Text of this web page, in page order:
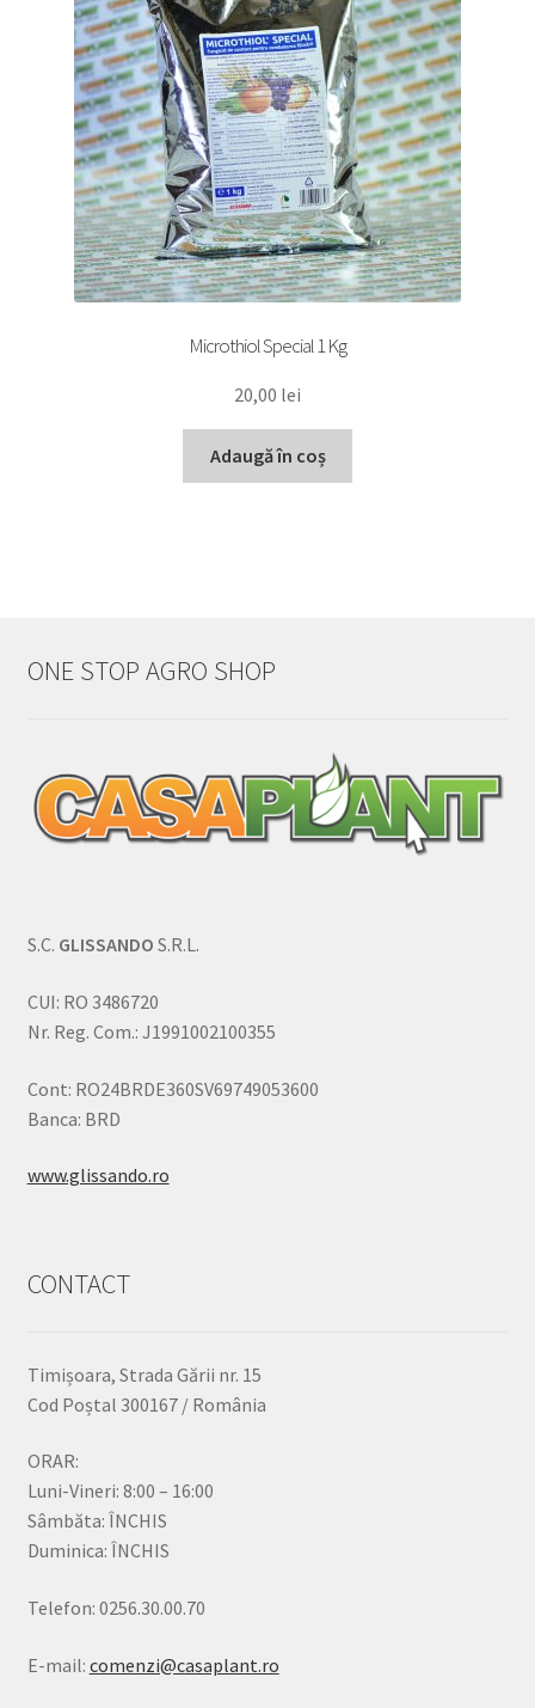
Microthiol Special 1 Kg
20,00 lei
Adaugă în coș
ONE STOP AGRO SHOP
S.C. GLISSANDO S.R.L.
CUI: RO 3486720
Nr. Reg. Com.: J1991002100355
Cont: RO24BRDE360SV69749053600
Banca: BRD
www.glissando.ro
CONTACT
Timișoara, Strada Gării nr. 15
Cod Poștal 300167 / România
ORAR:
Luni-Vineri: 8:00 – 16:00
Sâmbăta: ÎNCHIS
Duminica: ÎNCHIS
Telefon: 0256.30.00.70
E-mail: comenzi@casaplant.ro